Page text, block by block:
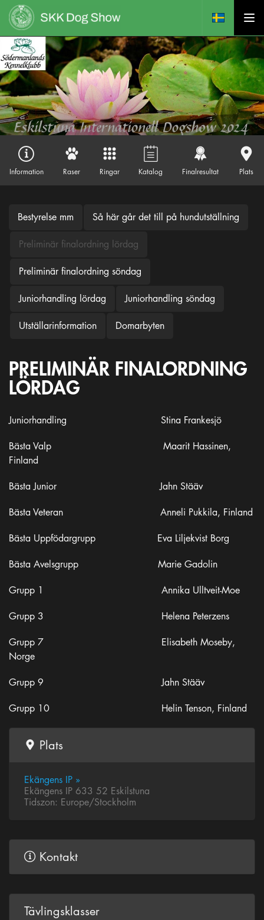
Information Raser Ringar Katalog Finalresultat Plats
Bestyrelse mm Så här går det till på hundutställning
Preliminär finalordning lördag
Preliminär finalordning söndag
Juniorhandling lördag Juniorhandling söndag
Utställarinformation Domarbyten
PRELIMINÄR FINALORDNING
LÖRDAG
Juniorhandling Stina Frankesjö
Bästa Valp Maarit Hassinen,
Finland
Bästa Junior Jahn Stääv
Bästa Veteran Anneli Pukkila, Finland
Bästa Uppfödargrupp Eva Liljekvist Borg
Bästa Avelsgrupp Marie Gadolin
Grupp 1 Annika Ulltveit-Moe
Grupp 3 Helena Peterzens
Grupp 7 Elisabeth Moseby,
Norge
Grupp 9 Jahn Stääv
Grupp 10 Helin Tenson, Finland
Plats
Ekängens IP »
Ekängens IP 633 52 Eskilstuna
Tidszon: Europe/Stockholm
Kontakt
Tävlingsklasser